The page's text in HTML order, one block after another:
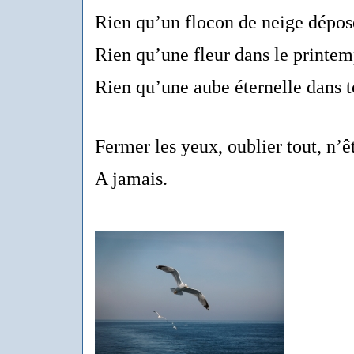
Rien qu’un flocon de neige
Rien qu’une fleur dans le
Rien qu’une aube éternelle dans
Fermer les yeux, oublier tout,
A jamais.